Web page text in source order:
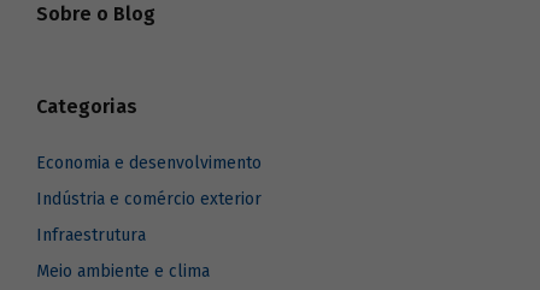
Sobre o Blog
Categorias
Economia e desenvolvimento
Indústria e comércio exterior
Infraestrutura
Meio ambiente e clima